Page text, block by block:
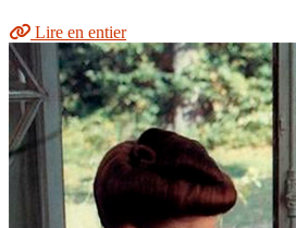
Lire en entier